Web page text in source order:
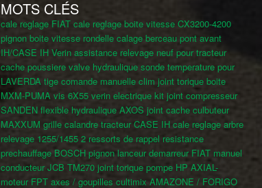
MOTS CLÉS
cale reglage FIAT cale reglage boite vitesse CX3200-4200
pignon boite vitesse rondelle calage berceau pont avant
IH/CASE IH Verin assistance relevage neuf pour tracteur
cache poussiere valve hydraulique sonde temperature pour
LAVERDA tige comande manuelle clim joint torique boite
MXM-PUMA vis 6X55 verin electrique kit joint compresseur
SANDEN flexible hydraulique AXOS joint cache culbuteur
MAXXUM grille calandre tracteur CASE IH cale reglage arbre
relevage 1255/1455 2 ressorts de rappel resistance
prechauffage BOSCH pignon lanceur demarreur FIAT manuel
conducteur JCB TM270 joint torique pompe HP AXIAL-
moteur FPT axes / goupilles cultimix AMAZONE / FORIGO